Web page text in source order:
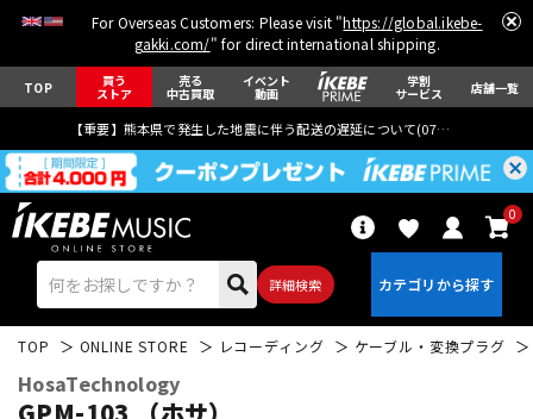
For Overseas Customers: Please visit "https://global.ikebe-
gakki.com/" for direct international shipping.
TOP 買う
ストア
売る
中古買取
イベント
動画
学割
サービス 店舗一覧
【重要】熊本県で発生した地震に伴う配送の遅延について(07月29日
詳細検索
0
TOP ONLINE STORE レコーディング ケーブル・変換プラグ
HosaTechnology